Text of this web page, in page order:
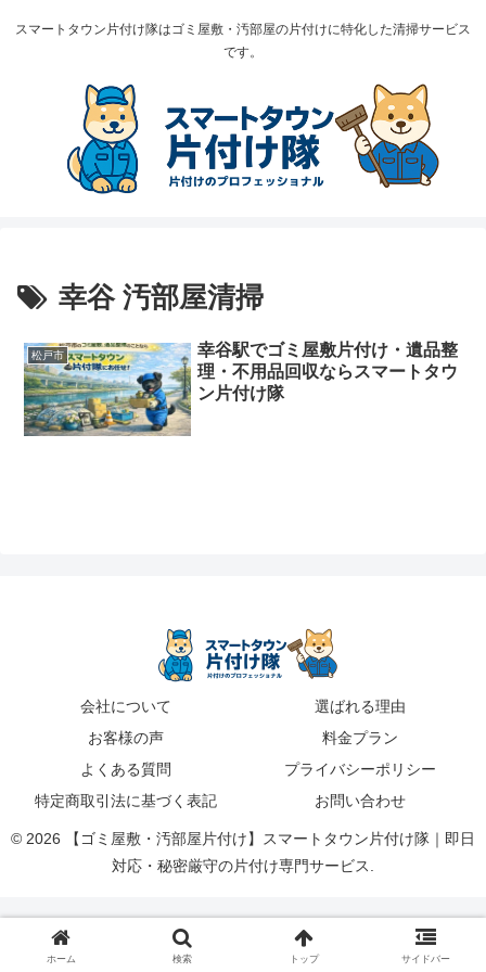
スマートタウン片付け隊はゴミ屋敷・汚部屋の片付けに特化した清掃サービス
です。
幸谷 汚部屋清掃
松戸市
幸谷駅でゴミ屋敷片付け・遺品整
理・不用品回収ならスマートタウ
ン片付け隊
会社について
選ばれる理由
お客様の声
料金プラン
よくある質問
プライバシーポリシー
特定商取引法に基づく表記
お問い合わせ
© 2026 【ゴミ屋敷・汚部屋片付け】スマートタウン片付け隊｜即日
対応・秘密厳守の片付け専門サービス.
ホーム 検索 トップ サイドバー